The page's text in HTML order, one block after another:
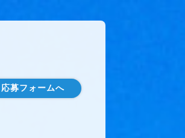
応募フォームへ